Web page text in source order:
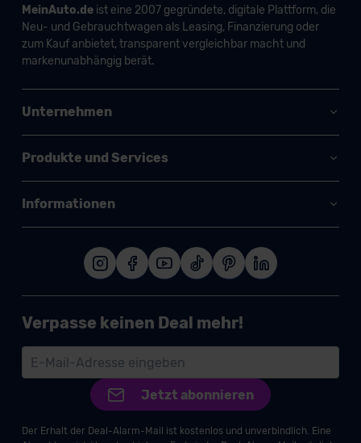
MeinAuto.deist eine 2007 gegründete, digitale Plattform, die
Neu- und Gebrauchtwagen als Leasing, Finanzierung oder
zum Kauf anbietet, transparent vergleichbar macht und
markenunabhängig berät.
Unternehmen
Produkte und Services
Informationen
Verpasse keinen Deal mehr!
Jetzt abonnieren
Der Erhalt der Deal-Alarm-Mail ist kostenlos und unverbindlich. Eine